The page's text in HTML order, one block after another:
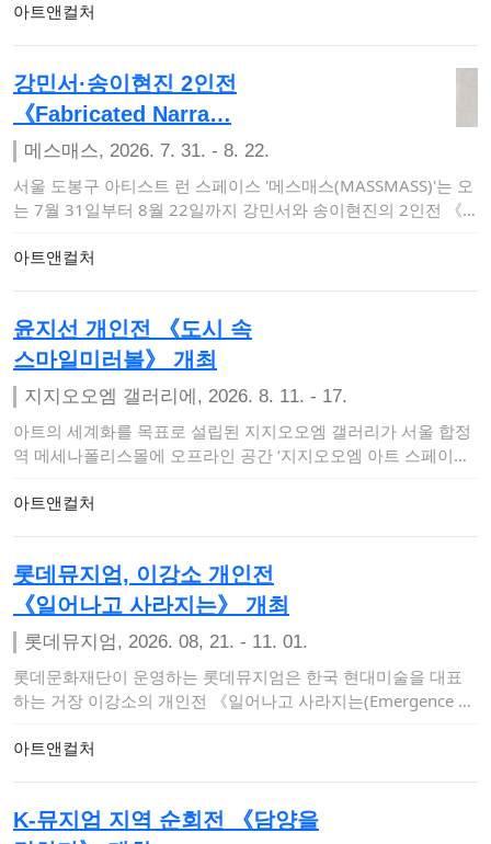
아트앤컬처
강민서·송이현진 2인전
《Fabricated Narra…
메스매스, 2026. 7. 31. - 8. 22.
서울 도봉구 아티스트 런 스페이스 '메스매스(MASSMASS)'는 오
는 7월 31일부터 8월 22일까지 강민서와 송이현진의 2인전 《F
아트앤컬처
윤지선 개인전 《도시 속
스마일미러볼》 개최
지지오오엠 갤러리에, 2026. 8. 11. - 17.
아트의 세계화를 목표로 설립된 지지오오엠 갤러리가 서울 합정
역 메세나폴리스몰에 오프라인 공간 ‘지지오오엠 아트 스페이스
아트앤컬처
롯데뮤지엄, 이강소 개인전
《일어나고 사라지는》 개최
롯데뮤지엄, 2026. 08, 21. - 11. 01.
롯데문화재단이 운영하는 롯데뮤지엄은 한국 현대미술을 대표
하는 거장 이강소의 개인전 《일어나고 사라지는(Emergence an
아트앤컬처
K-뮤지엄 지역 순회전 《담양을